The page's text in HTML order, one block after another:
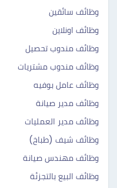
وظائف سائقين
وظائف اونلاين
وظائف مندوب تحصيل
وظائف مندوب مشتريات
وظائف عامل بوفيه
وظائف مدير صيانة
وظائف مدير العمليات
وظائف شيف (طباخ)
وظائف مهندس صيانة
وظائف البيع بالتجزئة